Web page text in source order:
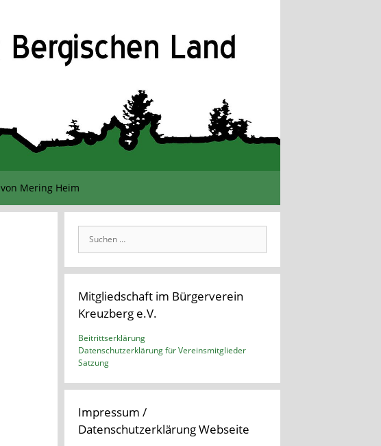
von Mering Heim
nach:
Mitgliedschaft im Bürgerverein
Kreuzberg e.V.
Beitrittserklärung
Datenschutzerklärung für Vereinsmitglieder
Satzung
Impressum /
Datenschutzerklärung Webseite